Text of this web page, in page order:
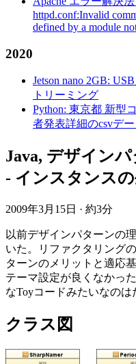
httpd.conf:Invalid
defined by a module
2020
Jetson nano 2GB:
トリーミング
Python: 東京都 新型
者発表詳細のcsvデ
Java, デザイン
- インスタンス
2009年3月15日 · 約3分
以前デザインパターンの
いた。リファクタリング
ターンのメリットと適応
テーマ設定が良くなかっ
なToyコードみたいなのは
クラス図